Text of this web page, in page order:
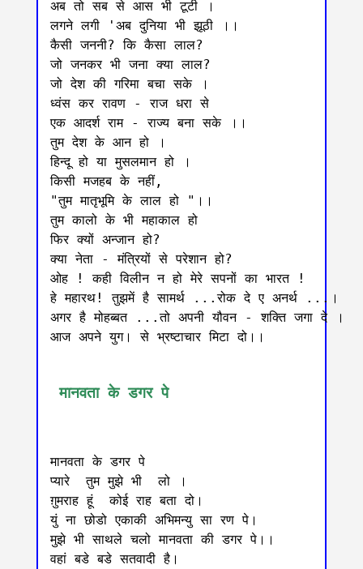
अब तो सब से आस भी टूटी ।
लगने लगी 'अब दुनिया भी झूठी ।।
कैसी जननी? कि कैसा लाल?
जो जनकर भी जना क्या लाल?
जो देश की गरिमा बचा सके ।
ध्वंस कर रावण - राज धरा से
एक आदर्श राम - राज्य बना सके ।।
तुम देश के आन हो ।
हिन्दू हो या मुसलमान हो ।
किसी मजहब के नहीं,
"तुम मातृभूमि के लाल हो "।।
तुम कालो के भी महाकाल हो
फिर क्यों अन्जान हो?
क्या नेता - मंत्रियों से परेशान हो?
ओह ! कही विलीन न हो मेरे सपनों का भारत !
हे महारथ! तुझमें है सामर्थ ...रोक दे ए अनर्थ ...।
अगर है मोहब्बत ...तो अपनी यौवन - शक्ति जगा दे ।
आज अपने युग। से भ्रष्टाचार मिटा दो।।
मानवता के डगर पे
मानवता के डगर पे
प्यारे  तुम मुझे भी  लो ।
ग़ुमराह हूं  कोई राह बता दो।
युं ना छोडो एकाकी अभिमन्यु सा रण पे।
मुझे भी साथले चलो मानवता की डगर पे।।
वहां बडे बडे सतवादी है।